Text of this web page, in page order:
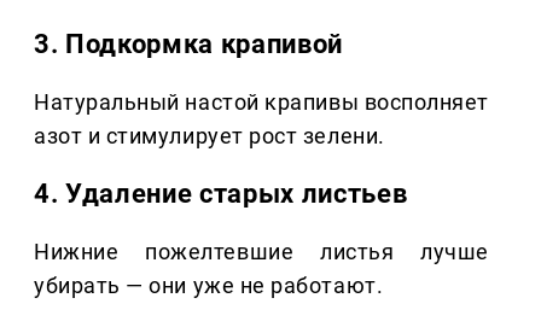
3. Подкормка крапивой
Натуральный настой крапивы восполняет
азот и стимулирует рост зелени.
4. Удаление старых листьев
Нижние пожелтевшие листья лучше
убирать — они уже не работают.